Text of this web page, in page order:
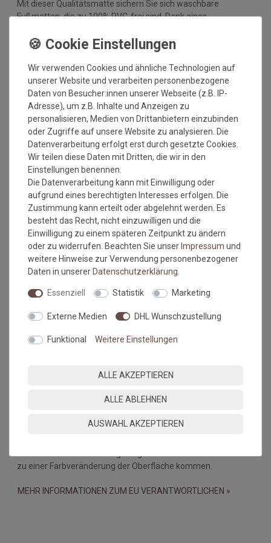
Mit dieser Qualitätsmatte sichern Sie sich waschbare
Fußmatten, die zu 100% PVC-frei sind. Dank eines
ruschfest. Einem sicheren Gebrauch auch auf
Fußbodenheizungen steht somit nichts mehr im Wege.
Vor dem ersten Gebrauch waschen Sie die Fußmatte separat
bei angegebener Temperatur mit Feinwaschmittel und legen
sie flach zum Trocknen aus. Dadurch richten sich die Fasern
auf, der Mattenflor wird aktiviert und transportbedingte Falten
und Knicke werden wieder glatt. Pflegen Sie so Ihre
Fußmatte regelmäßig und Sie werden überrascht sein, wie
viele Jahre Qualität und Farbe erhalten bleiben.
Waschtipps:
Matten, die nicht mehr in die Waschmaschine passen, können
mit einem Dampfstrahler (aus Entfernung) gereinigt werden
oder bei einer Wäscherei abgegeben werden. Ganz wichtig ist
auch, dass man die Matten nicht gefaltet und auch nicht mit
anderen Wäschestücken in die Maschine legt, damit die Matte
nicht mit Knicken wieder aus der Maschine kommt. Dies ist
kein Materialfehler und stellt auch keinen Reklamationsgrund
Falls dies doch mal passiert, auf keinen Fall in den Trockner
nächsten Waschen sollten die wieder verschwunden sein.
Maßtoleranzen und Farbabweichungen:
sowie Farbabweichungen zwischen Bildschirmfoto und
durch eine Wechselwirkung mit gummibeschichteten Matten
zu einer Farbveränderung der Oberfläche kommen.
MEHR INFORMATIONEN ZUM EU VERANTWORTLICHEN »
Wir verwenden Cookies und ähnliche Technologien auf
unserer Website und verarbeiten personenbezogene
Daten von Besucher:innen unserer Webseite (z.B. IP-
Adresse), um z.B. Inhalte und Anzeigen zu
personalisieren, Medien von Drittanbietern einzubinden
oder Zugriffe auf unsere Website zu analysieren. Die
Datenverarbeitung erfolgt erst durch gesetzte Cookies.
Wir teilen diese Daten mit Dritten, die wir in den
Einstellungen benennen.
Die Datenverarbeitung kann mit Einwilligung oder
aufgrund eines berechtigten Interesses erfolgen. Die
Zustimmung kann erteilt oder abgelehnt werden. Es
besteht das Recht, nicht einzuwilligen und die
Einwilligung zu einem späteren Zeitpunkt zu ändern
oder zu widerrufen. Beachten Sie unser Impressum und
weitere Hinweise zur Verwendung personenbezogener
Daten in unserer Daten­schutz­erklärung
Essenziell Statistik Marketing
Externe Medien DHL Wunschzustellung
Funktional Weitere Einstellungen
ALLE AKZEPTIEREN
ALLE ABLEHNEN
AUSWAHL AKZEPTIEREN